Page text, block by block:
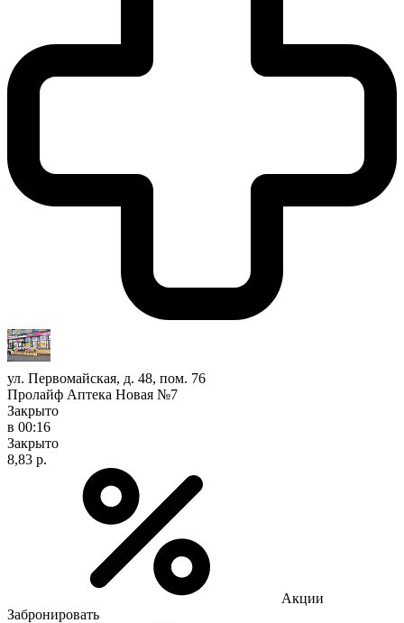
ул. Первомайская, д. 48, пом. 76
Пролайф Аптека Новая №7
Закрыто
в 00:16
Закрыто
8,83 р.
Акции
Забронировать